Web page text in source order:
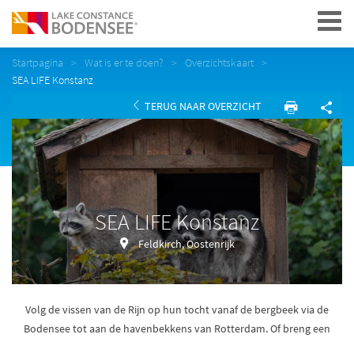
Navigation
Startpagina Wat is er te doen?
Overzichtskaart
SEA LIFE Konstanz
TERUG NAAR OVERZICHT
SEA LIFE Konstanz
Feldkirch, Oostenrijk
Volg de vissen van de Rijn op hun tocht vanaf de bergbeek via de
Bodensee tot aan de havenbekkens van Rotterdam. Of breng een